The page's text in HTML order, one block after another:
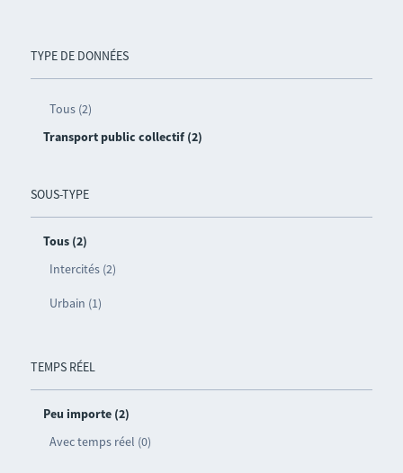
TYPE DE DONNÉES
Tous (2)
Transport public collectif (2)
SOUS-TYPE
Tous (2)
Intercités (2)
Urbain (1)
TEMPS RÉEL
Peu importe (2)
Avec temps réel (0)